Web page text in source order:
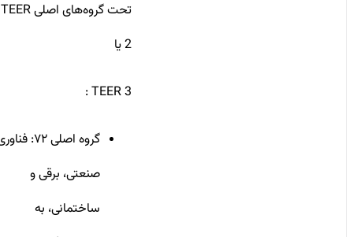
تحت گروه‌های اصلی TEER
2 یا
TEER 3 :
گروه اصلی ۷۲: فناوری
صنعتی، برقی و
ساختمانی، به